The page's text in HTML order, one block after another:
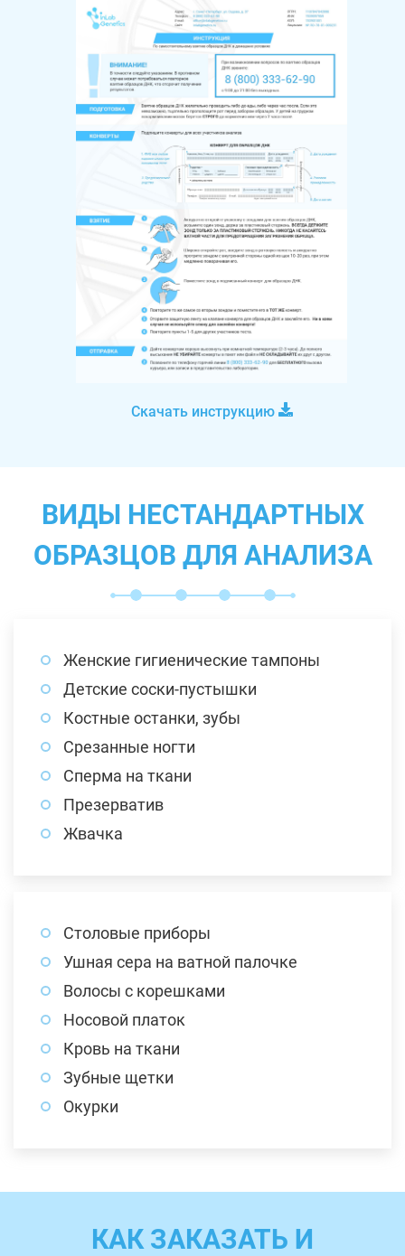
Скачать инструкцию
ВИДЫ НЕСТАНДАРТНЫХ
ОБРАЗЦОВ ДЛЯ АНАЛИЗА
Женские гигиенические тампоны
Детские соски-пустышки
Костные останки, зубы
Срезанные ногти
Сперма на ткани
Презерватив
Жвачка
Столовые приборы
Ушная сера на ватной палочке
Волосы с корешками
Носовой платок
Кровь на ткани
Зубные щетки
Окурки
КАК ЗАКАЗАТЬ И